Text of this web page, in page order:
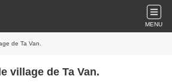
MENU
de Ta Van.
village de Ta Van.